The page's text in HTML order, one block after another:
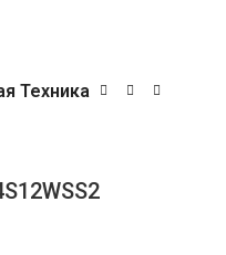
Техника